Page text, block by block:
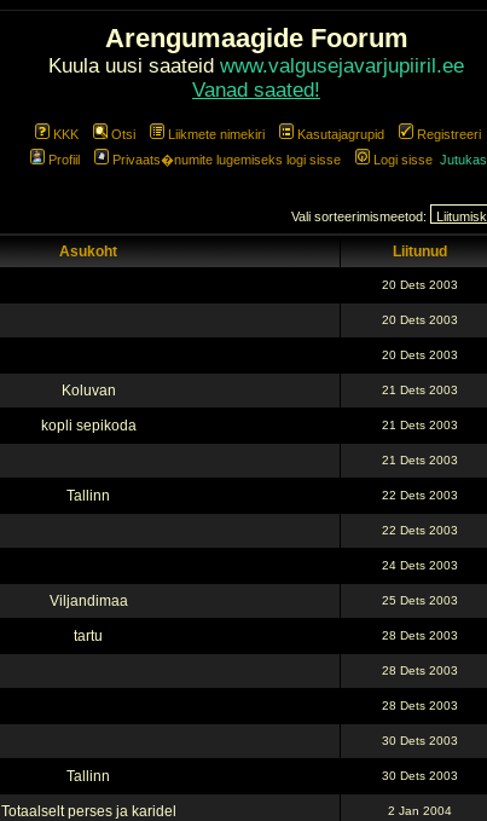
Arengumaagide Foorum
Kuula uusi saateid www.valgusejavarjupiiril.ee
Vanad saated!
KKK Otsi Liikmete nimekiri Kasutajagrupid
Registreeri
Profiil
Privaats�numite lugemiseks logi sisse Logi sisse Jutukas
Vali sorteerimismeetod:
Asukoht Liitunud
20 Dets 2003
20 Dets 2003
20 Dets 2003
Koluvan 21 Dets 2003
kopli sepikoda 21 Dets 2003
21 Dets 2003
Tallinn 22 Dets 2003
22 Dets 2003
24 Dets 2003
Viljandimaa 25 Dets 2003
tartu 28 Dets 2003
28 Dets 2003
28 Dets 2003
30 Dets 2003
Tallinn 30 Dets 2003
Totaalselt perses ja karidel 2 Jan 2004